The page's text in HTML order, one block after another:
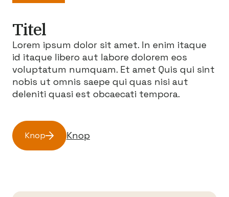
Titel
Lorem ipsum dolor sit amet. In enim itaque
id itaque libero aut labore dolorem eos
voluptatum numquam. Et amet Quis qui sint
nobis ut omnis saepe qui quas nisi aut
deleniti quasi est obcaecati tempora.
Knop Knop